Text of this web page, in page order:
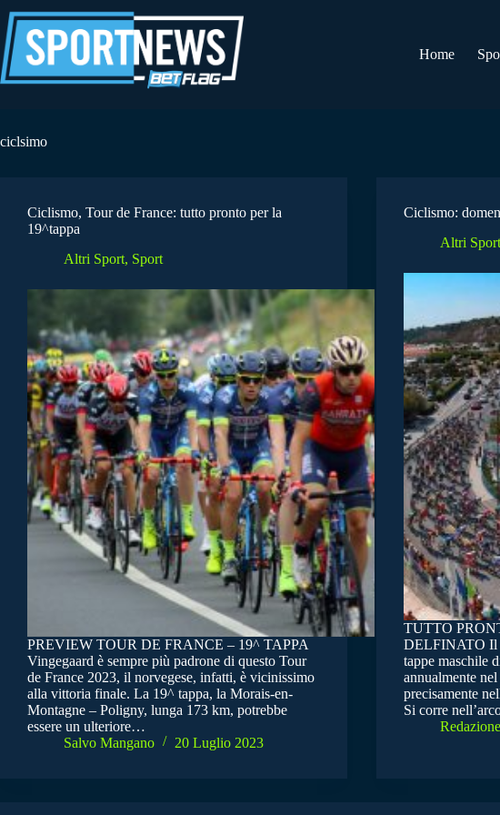
al
contenuto
Home
ciclsimo
Ciclismo, Tour de France: tutto pronto per la
19^tappa
Altri Sport, Sport
PREVIEW TOUR DE FRANCE – 19^ TAPPA
Vingegaard è sempre più padrone di questo Tour
de France 2023, il norvegese, infatti, è vicinissimo
alla vittoria finale. La 19^ tappa, la Morais-en-
Montagne – Poligny, lunga 173 km, potrebbe
essere un ulteriore…
Salvo Mangano
20 Luglio 2023
Ciclismo:
Altri Sport
TUTTO
DELFINATO Il
tappe maschile
annualmente
precisamente
Si corre